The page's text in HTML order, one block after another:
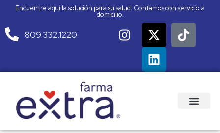
Encuentre aquí la solución para su salud. Contamos con servicio a
domicilio.
809.332.1220